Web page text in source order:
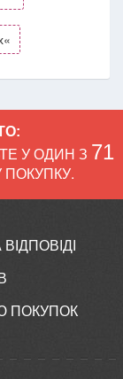
У ОДИН З 71
ПОКУПКУ.
ПОКУПОК